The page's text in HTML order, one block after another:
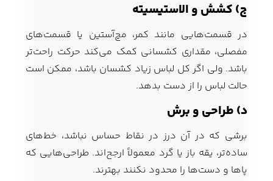
ج) کشش و الاستیسیته
در قسمت‌هایی مانند کمر، مچ‌آستین یا قسمت‌های
مفصلی، مقداری کشسانی کمک می‌کند حرکت راحت‌تر
باشد. ولی اگر کل لباس زیاد کشسان باشد، ممکن است
حالت لباس را از دست بدهد.
د) طراحی و برش
برشی که در آن درز در نقاط حساس نباشد، خط‌های
ساده‌تر، یقه باز یا گرد معمولاً ارجح‌اند. طراحی‌هایی که
پاها و دست‌ها را محدود نکنند بهترند.